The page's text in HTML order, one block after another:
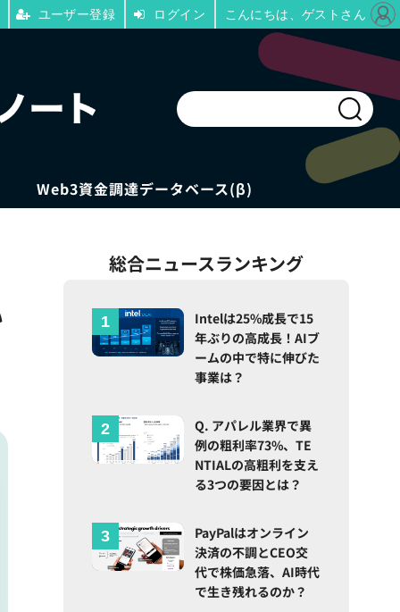
Web3資金調達データベース(β)
総合ニュースランキング
Intelは25%成長で15
年ぶりの高成長！AIブ
ームの中で特に伸びた
事業は？
Q. アパレル業界で異
例の粗利率73%、TE
NTIALの高粗利を支え
る3つの要因とは？
PayPalはオンライン
決済の不調とCEO交
代で株価急落、AI時代
で生き残れるのか？
ユーザー登録 ログイン こんにちは、ゲストさん